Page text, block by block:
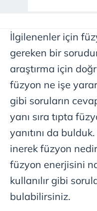
İlgilenenler için
gereken bir
araştırma için
füzyon ne işe
gibi soruların
yanı sıra tıpta
yanıtını da
inerek füzyon
füzyon enerjisini
kullanılır gibi
bulabilirsiniz.